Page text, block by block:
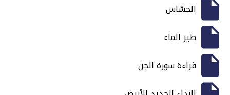
الجسّاس
طير الماء
قراءة سورة الجن